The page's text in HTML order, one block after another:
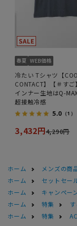
冷たい Tシャツ【
CONTACT】【＃すご】
インナー生地はQ-
超接触冷感
5.0 （1）
3,432円4,290円
ホーム メンズの商
ホーム
セットセー
ホーム
キャンペー
ホーム
特集
ホーム
特集